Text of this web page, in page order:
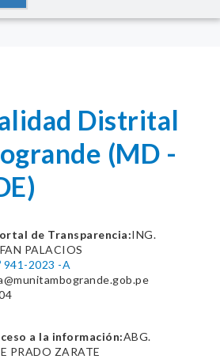
Distrital
(MD -
de Transparencia:ING.
PALACIOS
941-2023 -A
a la información:ABG.
PRADO ZARATE